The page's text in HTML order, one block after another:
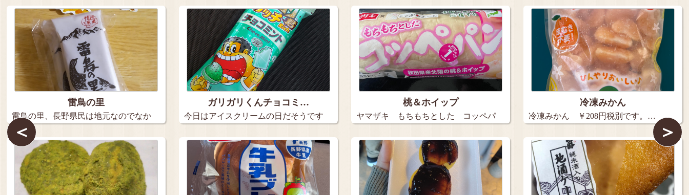
＜ ＞
雷鳥の里
雷鳥の里、長野県民は地元なのでなか
なか買…
ガリガリくんチョコミ…
今日はアイスクリームの日だそうです
桃＆ホイップ
ヤマザキ もちもちとした コッペパ
冷凍みかん
冷凍みかん ￥208円税別です。…